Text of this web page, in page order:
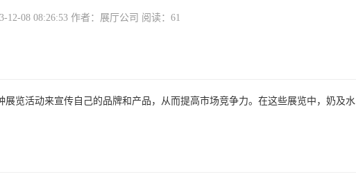
12-08 08:26:53 作者：展厅公司 阅读：61
览活动来宣传自己的品牌和产品，从而提高市场竞争力。在这些展览中，奶及水